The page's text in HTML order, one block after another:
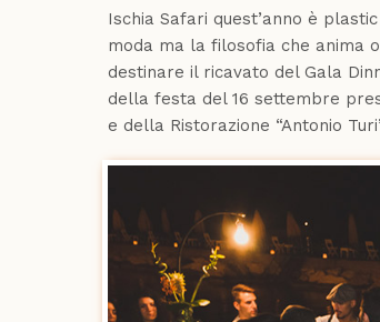
Ischia Safari quest’anno è
moda ma la filosofia che anima
destinare il ricavato del Gala
della festa del 16 settembre
e della Ristorazione “Antonio